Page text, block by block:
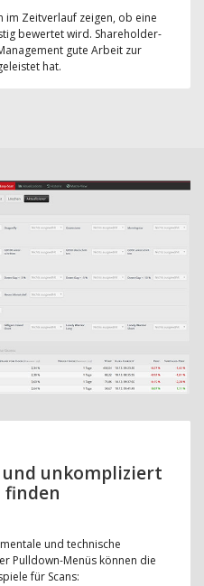
im Zeitverlauf zeigen, ob eine
bewertet wird. Shareholder-
gute Arbeit zur
hat.
und unkompliziert
und technische
Pulldown-Menüs können die
für Scans: